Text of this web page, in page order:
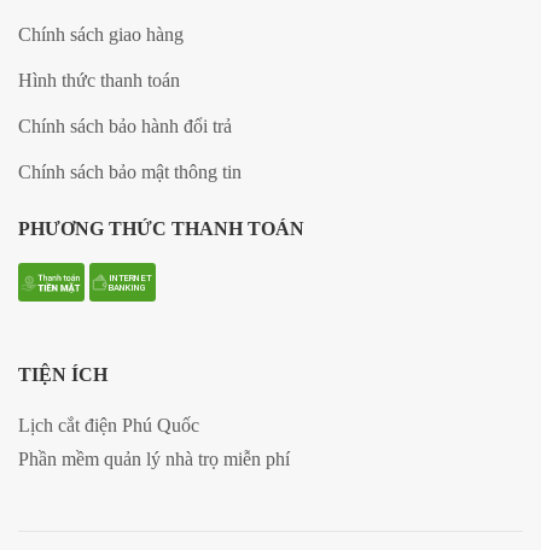
Chính sách giao hàng
Hình thức thanh toán
Chính sách bảo hành đổi trả
Chính sách bảo mật thông tin
PHƯƠNG THỨC THANH TOÁN
TIỆN ÍCH
Lịch cắt điện Phú Quốc
Phần mềm quản lý nhà trọ miễn phí